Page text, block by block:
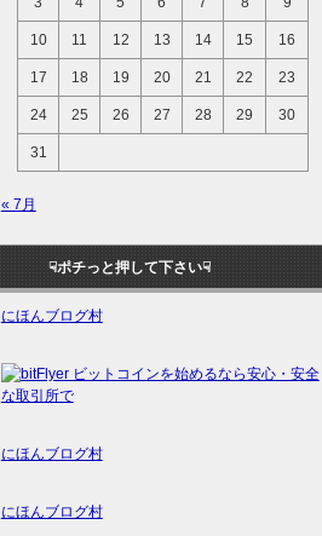
10 11 12 13 14 15 16
17 18 19 20 21 22 23
24 25 26 27 28 29 30
31
« 7月
☟ポチっと押して下さい☟
にほんブログ村
にほんブログ村
にほんブログ村